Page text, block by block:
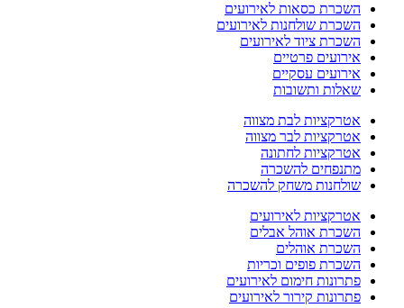
השכרת כסאות לאירועים
השכרת שולחנות לאירועים
השכרת ציוד לאירועים
אירועים פרטיים
אירועים עסקיים
שאלות ותשובות
אטרקציות לבת מצווה
אטרקציות לבר מצווה
אטרקציות לחתונה
מתנפחים להשכרה
שולחנות משחק להשכרה
אטרקציות לאירועים
השכרת אוהל אבלים
השכרת אוהלים
השכרת פופים וכריות
פתרונות חימום לאירועים
פתרונות קירור לאירועים